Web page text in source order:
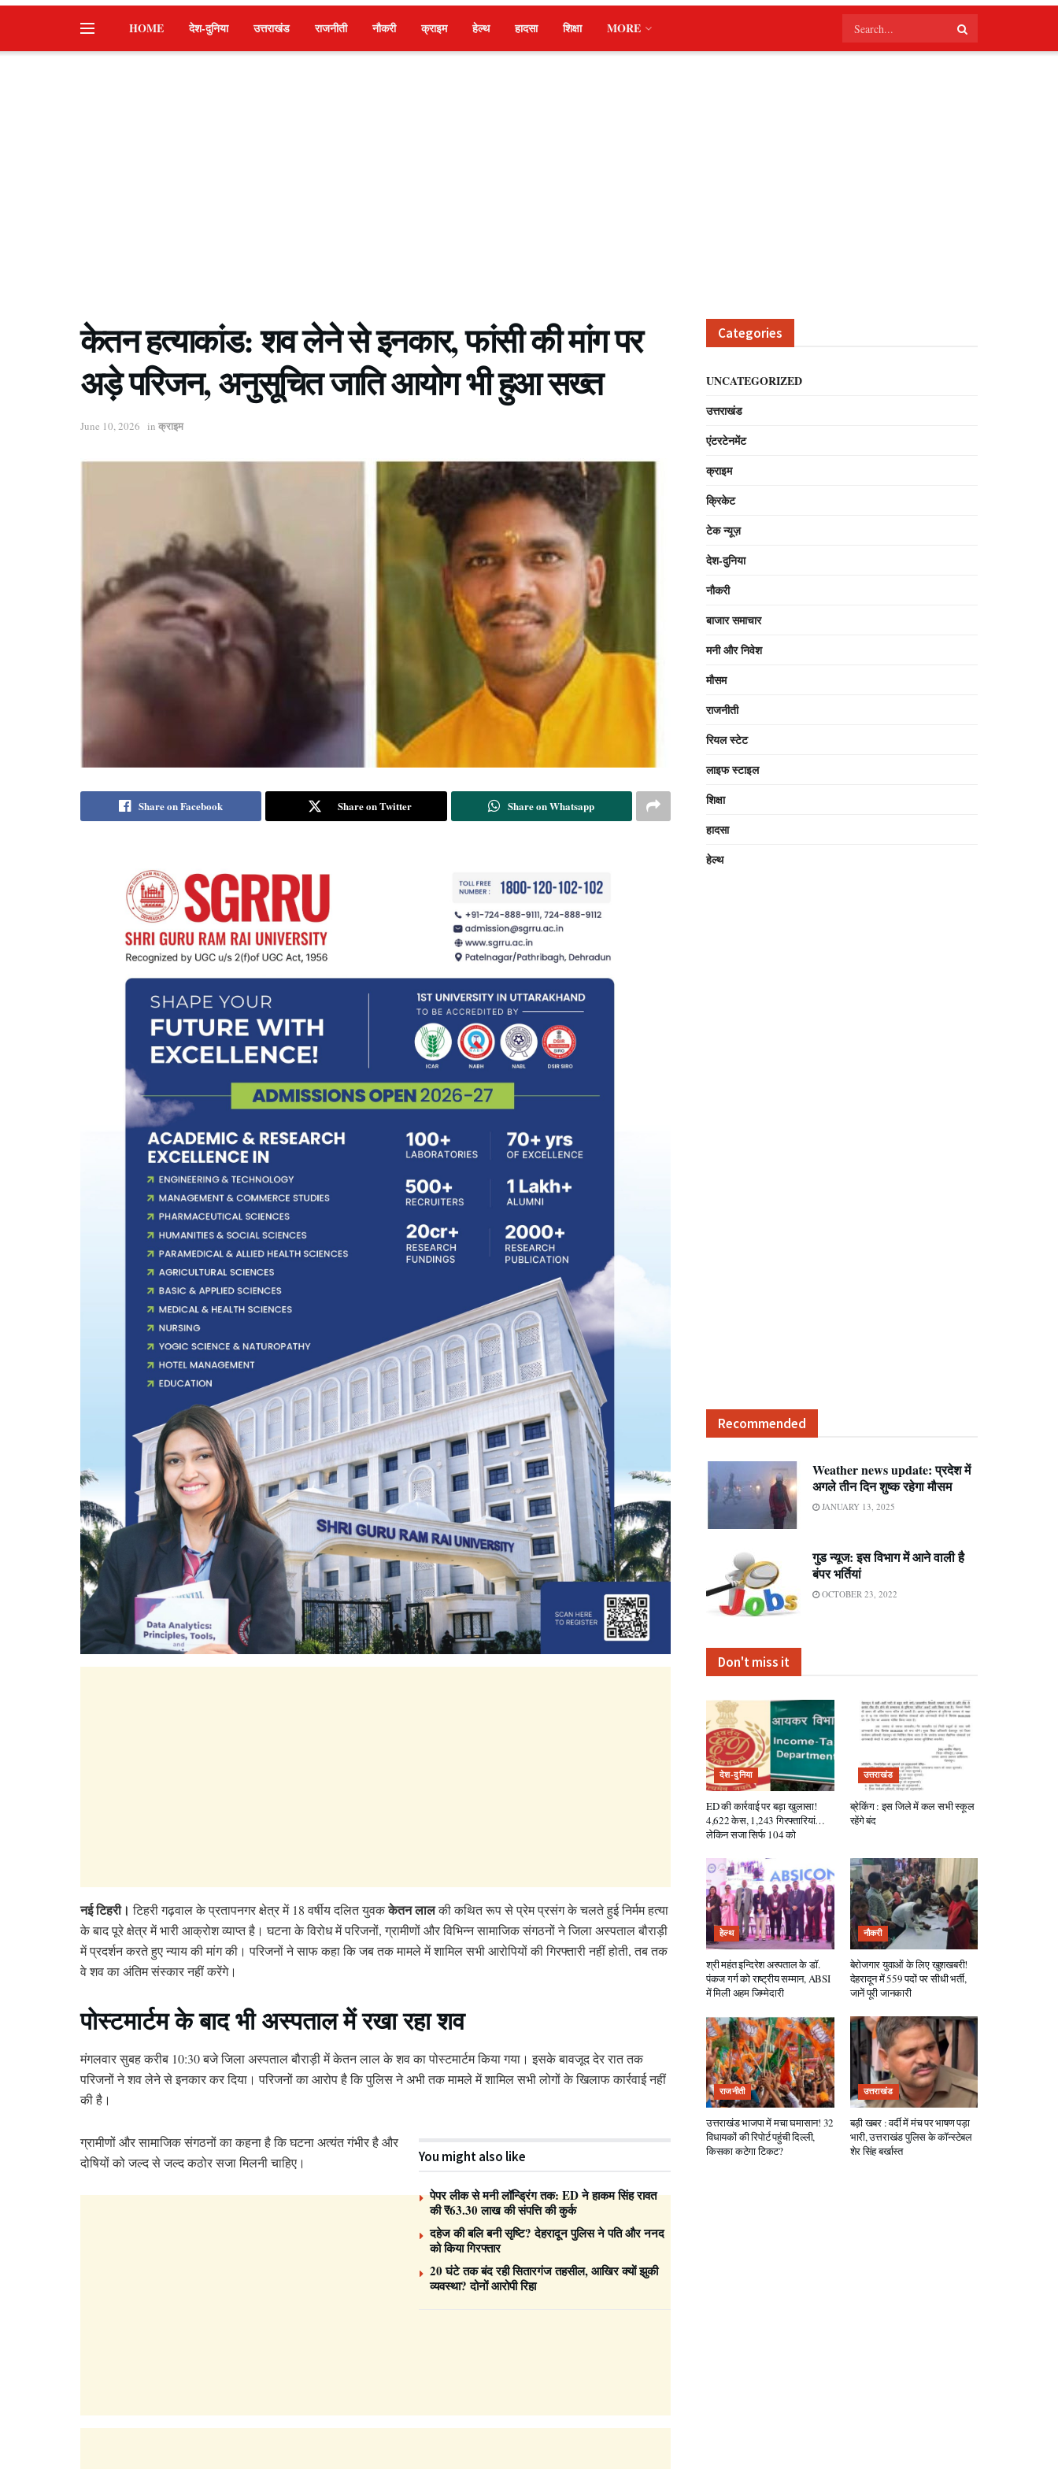
HOME देश-दुनिया उत्तराखंड राजनीती नौकरी क्राइम हेल्थ हादसा शिक्षा MORE
केतन हत्याकांड: शव लेने से इनकार, फांसी की मांग पर
अड़े परिजन, अनुसूचित जाति आयोग भी हुआ सख्त
June 10, 2026 in क्राइम
Share on Facebook Share on Twitter Share on Whatsapp
नई टिहरी। टिहरी गढ़वाल के प्रतापनगर क्षेत्र में 18 वर्षीय दलित युवककेतन लालकी कथित रूप से प्रेम प्रसंग के चलते हुई निर्मम हत्या
के बाद पूरे क्षेत्र में भारी आक्रोश व्याप्त है। घटना के विरोध में परिजनों, ग्रामीणों और विभिन्न सामाजिक संगठनों ने जिला अस्पताल बौराड़ी
में प्रदर्शन करते हुए न्याय की मांग की। परिजनों ने साफ कहा कि जब तक मामले में शामिल सभी आरोपियों की गिरफ्तारी नहीं होती, तब तक
वे शव का अंतिम संस्कार नहीं करेंगे।
पोस्टमार्टम के बाद भी अस्पताल में रखा रहा शव
मंगलवार सुबह करीब 10:30 बजे जिला अस्पताल बौराड़ी में केतन लाल के शव का पोस्टमार्टम किया गया। इसके बावजूद देर रात तक
परिजनों ने शव लेने से इनकार कर दिया। परिजनों का आरोप है कि पुलिस ने अभी तक मामले में शामिल सभी लोगों के खिलाफ कार्रवाई नहीं
की है।
You might also like
पेपर लीक से मनी लॉन्ड्रिंग तक: ED ने हाकम सिंह रावत
की ₹63.30 लाख की संपत्ति की कुर्क
दहेज की बलि बनी सृष्टि? देहरादून पुलिस ने पति और ननद
को किया गिरफ्तार
20 घंटे तक बंद रही सितारगंज तहसील, आखिर क्यों झुकी
व्यवस्था? दोनों आरोपी रिहा
ग्रामीणों और सामाजिक संगठनों का कहना है कि घटना अत्यंत गंभीर है और
दोषियों को जल्द से जल्द कठोर सजा मिलनी चाहिए।
Categories
UNCATEGORIZED
उत्तराखंड
एंटरटेनमेंट
क्राइम
क्रिकेट
टेक न्यूज़
देश-दुनिया
नौकरी
बाजार समाचार
मनी और निवेश
मौसम
राजनीती
रियल स्टेट
लाइफ स्टाइल
शिक्षा
हादसा
हेल्थ
Recommended
Weather news update: प्रदेश में
अगले तीन दिन शुष्क रहेगा मौसम
JANUARY 13, 2025
गुड न्यूज: इस विभाग में आने वाली है
बंपर भर्तियां
OCTOBER 23, 2022
Don't miss it
देश-दुनिया
ED की कार्रवाई पर बड़ा खुलासा!
4,622 केस, 1,243 गिरफ्तारियां…
लेकिन सजा सिर्फ 104 को
उत्तराखंड
ब्रेकिंग : इस जिले में कल सभी स्कूल
रहेंगे बंद
हेल्थ
श्री महंत इन्दिरेश अस्पताल के डॉ.
पंकज गर्ग को राष्ट्रीय सम्मान, ABSI
में मिली अहम जिम्मेदारी
नौकरी
बेरोजगार युवाओं के लिए खुशखबरी!
देहरादून में 559 पदों पर सीधी भर्ती,
जानें पूरी जानकारी
राजनीती
उत्तराखंड भाजपा में मचा घमासान! 32
विधायकों की रिपोर्ट पहुंची दिल्ली,
किसका कटेगा टिकट?
उत्तराखंड
बड़ी खबर : वर्दी में मंच पर भाषण पड़ा
भारी, उत्तराखंड पुलिस के कॉन्स्टेबल
शेर सिंह बर्खास्त